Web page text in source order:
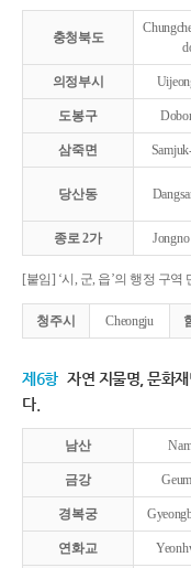
충청북도
의정부시
도봉구
삼죽면
당산동
종로 2가
[붙임] ‘시, 군, 읍’의 행정 구
청주시 Cheongju
제6항 자연 지물명, 문화
다.
남산
금강
경복궁
연화교